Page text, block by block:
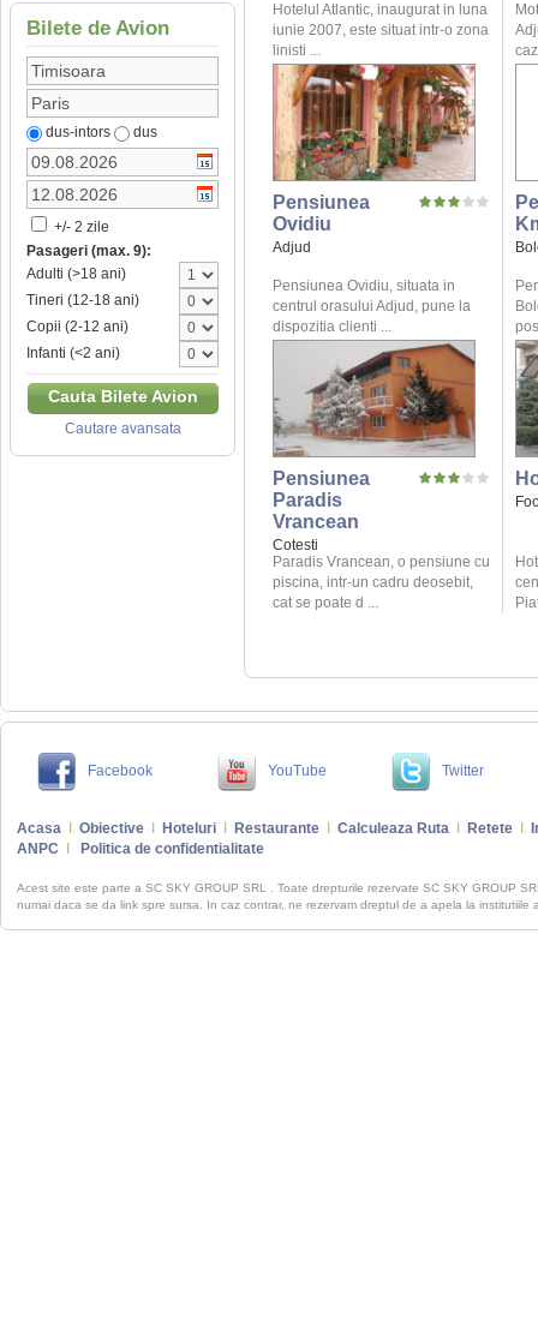
Bilete de Avion
dus-intors dus
+/- 2 zile
Pasageri (max. 9):
Adulti (>18 ani)
Tineri (12-18 ani)
Copii (2-12 ani)
Infanti (<2 ani)
Cauta Bilete Avion
Cautare avansata
Hotelul Atlantic, inaugurat in luna
iunie 2007, este situat intr-o zona
linisti ...
Pensiunea
Ovidiu
Adjud
Pensiunea Ovidiu, situata in
centrul orasului Adjud, pune la
dispozitia clienti ...
Pensiunea
Paradis
Vrancean
Cotesti
Paradis Vrancean, o pensiune cu
piscina, intr-un cadru deosebit,
cat se poate d ...
Facebook YouTube Twitter
Acasa Obiective Hoteluri Restaurante Calculeaza Ruta Retete
ANPC
Politica de confidentialitate
Acest site este parte a SC SKY GROUP SRL . Toate drepturile rezervate SC SKY GROUP
numai daca se da link spre sursa. In caz contrar, ne rezervam dreptul de a apela la institutiile